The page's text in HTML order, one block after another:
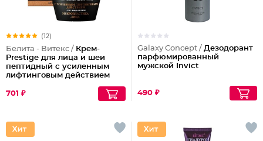
(12)
Белита - Витекс / Крем-
Prestige для лица и шеи
пептидный с усиленным
лифтинговым действием
701 ₽
Galaxy Concept / Дезодорант
парфюмированный
мужской Invict
490 ₽